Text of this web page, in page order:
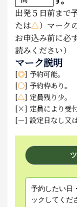
出発５日前まで
たは△）マーク
お申込み前に必
読みください）
マーク説明
[◎] 予約可能。
[○] 予約枠あり。
[△] 定員残り少。
[×] 定員により受付
[－] 設定日なし又は
予約したい日
ックしてくだ